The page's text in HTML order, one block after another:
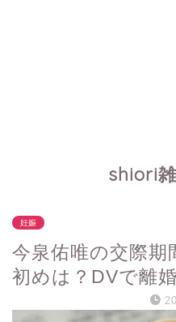
shiori
妊娠
今泉佑唯の交際
初めは？DVで離